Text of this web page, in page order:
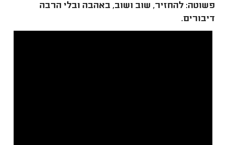
פשוטה: להחזיר, שוב ושוב, באהבה ובלי הרבה
דיבורים.